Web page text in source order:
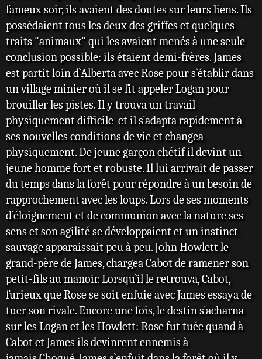
alias X-23,
clone
féminin et
sœur
adoptive
fameux soir, ils avaient des doutes sur leurs liens. Ils
possédaient tous les deux des griffes et quelques
traits "animaux" qui les avaient menés à une seule
conclusion possible: ils étaient demi-frères. James
est partit loin d`Alberta avec Rose pour s`établir dans
un village minier où il se fit appeler Logan pour
brouiller les pistes. Il y trouva un travail
physiquement difficile et il s`adapta rapidement à
ses nouvelles conditions de vie et changea
physiquement. De jeune garçon chétif il devint un
jeune homme fort et robuste. Il lui arrivait de passer
du temps dans la forêt pour répondre à un besoin de
rapprochement avec les loups. Lors de ses moments
d`éloignement et de communion avec la nature ses
sens et son agilité se développaient et un instinct
sauvage apparaissait peu à peu. John Howlett le
grand-père de James, chargea Cabot de ramener son
petit-fils au manoir. Lorsqu`il le retrouva, Cabot,
furieux que Rose se soit enfuie avec James essaya de
tuer son rivale. Encore une fois, le destin s`acharna
sur les Logan et les Howlett: Rose fut tuée quand à
Cabot et James ils devinrent ennemis à